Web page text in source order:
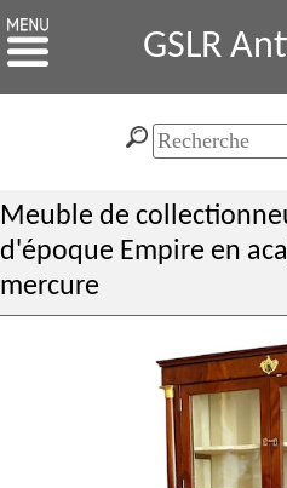
GSLR
Meuble de
d'époque Empire en
mercure